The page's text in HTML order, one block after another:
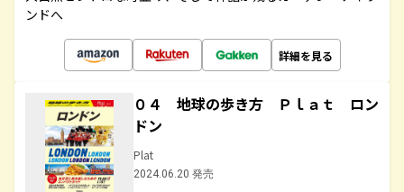
ンドへ
詳細を見る
０４ 地球の歩き方 Ｐｌａｔ ロン
ドン
Plat
2024.06.20 発売